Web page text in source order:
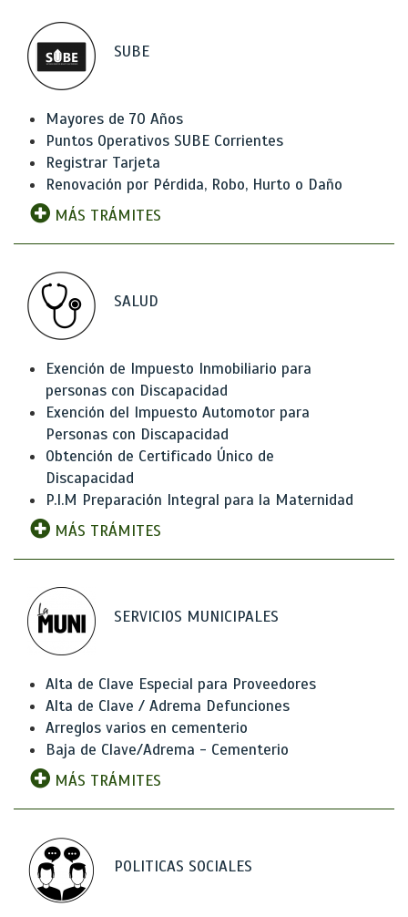
SUBE
Mayores de 70 Años
Puntos Operativos SUBE Corrientes
Registrar Tarjeta
Renovación por Pérdida, Robo, Hurto o Daño
MÁS TRÁMITES
SALUD
Exención de Impuesto Inmobiliario para
personas con Discapacidad
Exención del Impuesto Automotor para
Personas con Discapacidad
Obtención de Certificado Único de
Discapacidad
P.I.M Preparación Integral para la Maternidad
MÁS TRÁMITES
SERVICIOS MUNICIPALES
Alta de Clave Especial para Proveedores
Alta de Clave / Adrema Defunciones
Arreglos varios en cementerio
Baja de Clave/Adrema - Cementerio
MÁS TRÁMITES
POLITICAS SOCIALES